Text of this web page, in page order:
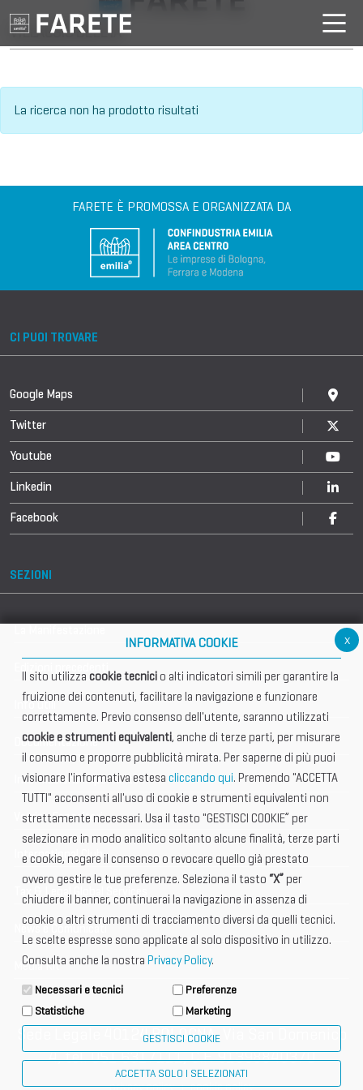
VILLAGGIO DELL'IA
La ricerca non ha prodotto risultati
FARETE È PROMOSSA E ORGANIZZATA DA
CI PUOI TROVARE
Google Maps
Twitter
Youtube
Linkedin
Facebook
SEZIONI
Info utili
Documentazione
Informazione importante
Vetrina Espositori
International Club
Tax & Legal Global Services
News e Comunicati
Media Kit
Sede Legale 40124 BOLOGNA, Via San Domenico
4, tel. 051 6317111, C.F. 91398840370
privacy policy cookie policy
x
INFORMATIVA COOKIE
Il sito utilizza cookie tecnicio alti indicatori simili per garantire la
fruizione dei contenuti, facilitare la navigazione e funzionare
correttamente. Previo consenso dell'utente, saranno utilizzati
cookie e strumenti equivalenti, anche di terze parti, per misurare
il consumo e proporre pubblicità mirata. Per saperne di più puoi
visionare l'informativa estesa cliccando qui. Premendo "ACCETTA
TUTTI" acconsenti all'uso di cookie e strumenti equivalenti non
strettamente necessari. Usa il tasto "GESTISCI COOKIE” per
selezionare in modo analitico soltanto alcune finalità, terze parti
e cookie, negare il consenso o revocare quello già prestato
ovvero gestire le tue preferenze. Seleziona il tasto “X” per
chiudere il banner, continuerai la navigazione in assenza di
cookie o altri strumenti di tracciamento diversi da quelli tecnici.
Le scelte espresse sono applicate al solo dispositivo in utilizzo.
Consulta anche la nostra Privacy Policy.
Necessari e tecnici
Preferenze
Statistiche
Marketing
GESTISCI COOKIE
ACCETTA SOLO I SELEZIONATI